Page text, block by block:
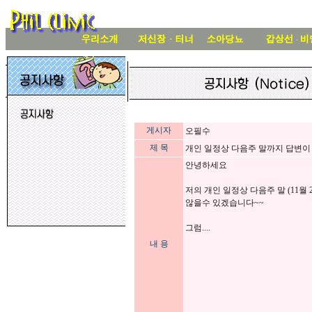
게시자
오필수
제 목
개인 일정상 다음주 말까지 답변
내 용
안녕하세요
저의 개인 일정상 다음주 말 (11월
않을수 있겠습니다~~
그럼....